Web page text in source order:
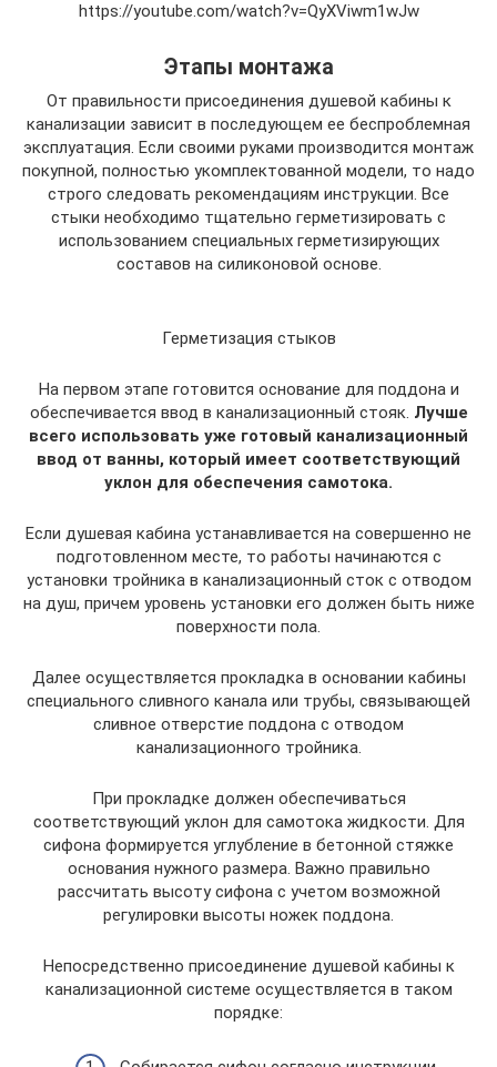
https://youtube.com/watch?v=QyXViwm1wJw
Этапы монтажа
От правильности присоединения душевой кабины к
канализации зависит в последующем ее беспроблемная
эксплуатация. Если своими руками производится монтаж
покупной, полностью укомплектованной модели, то надо
строго следовать рекомендациям инструкции. Все
стыки необходимо тщательно герметизировать с
использованием специальных герметизирующих
составов на силиконовой основе.
Герметизация стыков
На первом этапе готовится основание для поддона и
обеспечивается ввод в канализационный стояк. Лучше
всего использовать уже готовый канализационный
ввод от ванны, который имеет соответствующий
уклон для обеспечения самотока.
Если душевая кабина устанавливается на совершенно не
подготовленном месте, то работы начинаются с
установки тройника в канализационный сток с отводом
на душ, причем уровень установки его должен быть ниже
поверхности пола.
Далее осуществляется прокладка в основании кабины
специального сливного канала или трубы, связывающей
сливное отверстие поддона с отводом
канализационного тройника.
При прокладке должен обеспечиваться
соответствующий уклон для самотока жидкости. Для
сифона формируется углубление в бетонной стяжке
основания нужного размера. Важно правильно
рассчитать высоту сифона с учетом возможной
регулировки высоты ножек поддона.
Непосредственно присоединение душевой кабины к
канализационной системе осуществляется в таком
порядке: